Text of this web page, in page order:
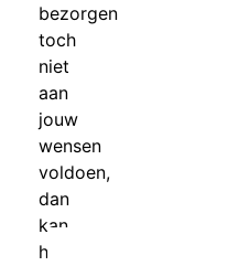
bezorgen
toch
niet
aan
jouw
wensen
voldoen,
dan
kan
het